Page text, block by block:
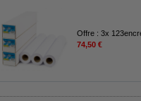
Offre : 3x
74,50 €